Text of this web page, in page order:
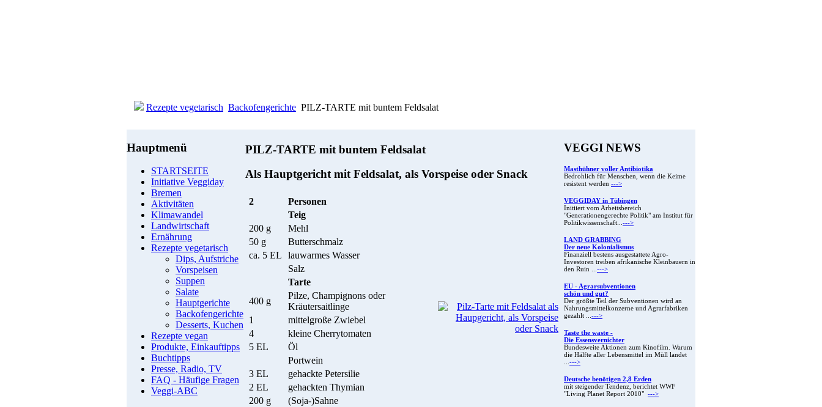
Rezepte vegetarisch Backofengerichte PILZ-TARTE mit buntem Feldsalat
Hauptmenü
STARTSEITE
Initiative Veggiday
Bremen
Aktivitäten
Klimawandel
Landwirtschaft
Ernährung
Rezepte vegetarisch
Dips, Aufstriche
Vorspeisen
Suppen
Salate
Hauptgerichte
Backofengerichte
Desserts, Kuchen
Rezepte vegan
Produkte, Einkauftipps
Buchtipps
Presse, Radio, TV
FAQ - Häufige Fragen
Veggi-ABC
PILZ-TARTE mit buntem Feldsalat
Als Hauptgericht mit Feldsalat, als Vorspeise oder Snack
2
Personen
Teig
200 g
Mehl
50 g
Butterschmalz
ca. 5 EL
lauwarmes Wasser
Salz
Tarte
400 g
Pilze, Champignons oder
Kräutersaitlinge
1
mittelgroße Zwiebel
4
kleine Cherrytomaten
5 EL
Öl
Portwein
3 EL
gehackte Petersilie
2 EL
gehackten Thymian
200 g
(Soja-)Sahne
VEGGI NEWS
Masthühner voller Antibiotika
Bedrohlich für Menschen, wenn die Keime
resistent werden --->
VEGGIDAY in Tübingen
Initiiert vom Arbeitsbereich
"Generationengerechte Politik" am Institut für
Politikwissenschaft...--->
LAND GRABBING
Der neue Kolonialismus
Finanziell bestens ausgestattete Agro-
Investoren treiben afrikanische Kleinbauern in
den Ruin ...--->
EU - Agrarsubventionen
schön und gut?
Der größte Teil der Subventionen wird an
Nahrungsmittelkonzerne und Agrarfabriken
gezahlt ...--->
Taste the waste -
Die Essensvernichter
Bundesweite Aktionen zum Kinofilm. Warum
die Hälfte aller Lebensmittel im Müll landet
...--->
Deutsche benötigen 2,8 Erden
mit steigender Tendenz, berichtet WWF
"Living Planet Report 2010" --->